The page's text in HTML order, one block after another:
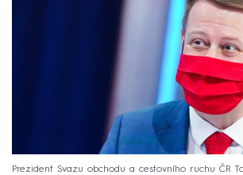
Prezident Svazu obchodu a cestovního ruchu ČR